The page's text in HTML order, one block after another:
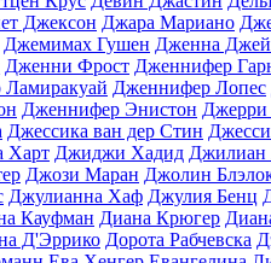
Джексон Джара Мариано
Джемимах Гушен Дженна
Дженни Фрост Дженнифер
Дженнифер Лопес
Дженнифер Энистон Джерри
Джессика ван дер Стин
Харт Джиджи Хадид Джилиан
Джози Маран Джолин
Джулианна Хаф Джулия Бенц
Кауфман Диана Крюгер
Д'Эррико Дорота Рабчевска